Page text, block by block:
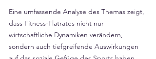
Eine umfassende Analyse des Themas zeigt,
dass Fitness-Flatrates nicht nur
wirtschaftliche Dynamiken verändern,
sondern auch tiefgreifende Auswirkungen